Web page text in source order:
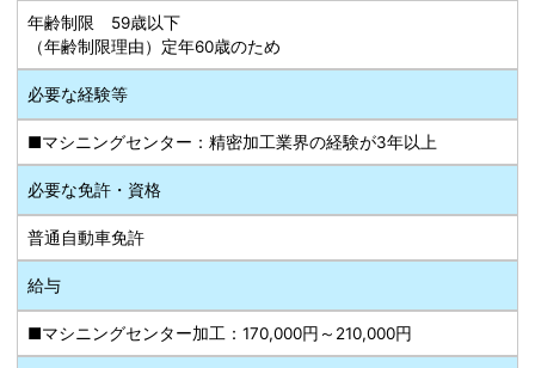
年齢制限 59歳以下
（年齢制限理由）定年60歳のため
必要な経験等
■マシニングセンター：精密加工業界の経験が3年以上
必要な免許・資格
普通自動車免許
給与
■マシニングセンター加工：170,000円～210,000円